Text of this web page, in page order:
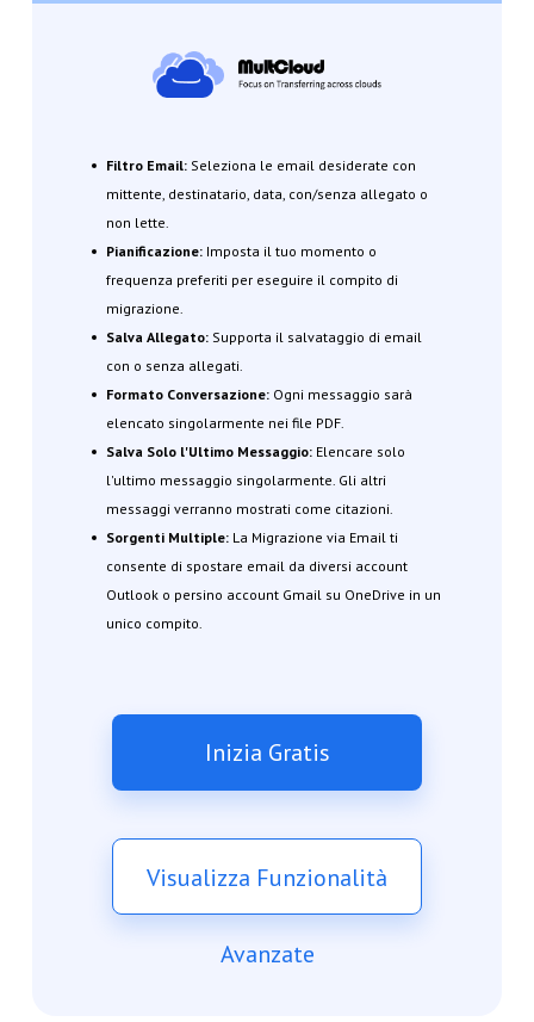
Filtro Email: Seleziona le email desiderate con
mittente, destinatario, data, con/senza allegato o
non lette.
Pianificazione: Imposta il tuo momento o
frequenza preferiti per eseguire il compito di
migrazione
Salva Allegato: Supporta il salvataggio di email
con o senza allegati.
Formato Conversazione:Ogni messaggio sarà
elencato singolarmente nei file PDF.
Salva Solo l'Ultimo Messaggio: Elencare solo
l'ultimo messaggio singolarmente. Gli altri
messaggi verranno mostrati come citazioni.
Sorgenti Multiple:La Migrazione via Email ti
consente di spostare email da diversi account
Outlook o persino account Gmail su OneDrive in un
unico compito.
Inizia Gratis
Visualizza Funzionalità
Avanzate